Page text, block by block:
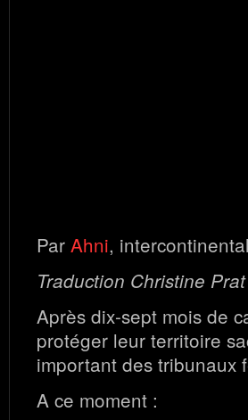
Par Ahni,
Traduction Christine Prat
Après dix-sept mois de
protéger leur territoire
important des tribunaux
A ce moment :